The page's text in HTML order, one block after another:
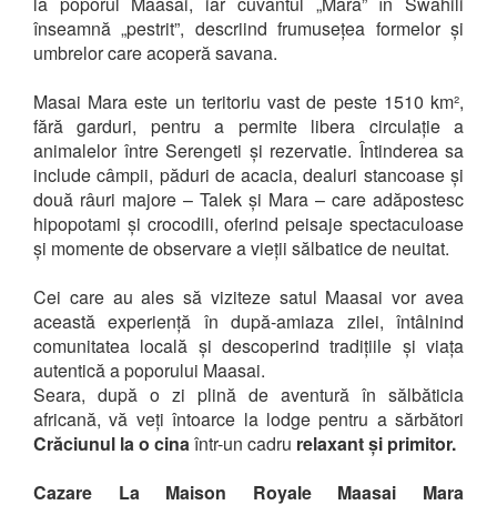
înseamnă „pestrit”, descriind frumusețea formelor și
umbrelor care acoperă savana.
Masai Mara este un teritoriu vast de peste 1510 km²,
fără garduri, pentru a permite libera circulație a
animalelor între Serengeti și rezervatie. Întinderea sa
include câmpii, păduri de acacia, dealuri stancoase și
două râuri majore – Talek și Mara – care adăpostesc
hipopotami și crocodili, oferind peisaje spectaculoase
și momente de observare a vieții sălbatice de neuitat.
Cei care au ales să viziteze satul Maasai vor avea
această experiență în după-amiaza zilei, întâlnind
comunitatea locală și descoperind tradițiile și viața
autentică a poporului Maasai.
Seara, după o zi plină de aventură în sălbăticia
africană, vă veți întoarce la lodge pentru a sărbători
Crăciunul la o cinaîntr-un cadru relaxant și primitor.
Cazare La Maison Royale Maasai Mara